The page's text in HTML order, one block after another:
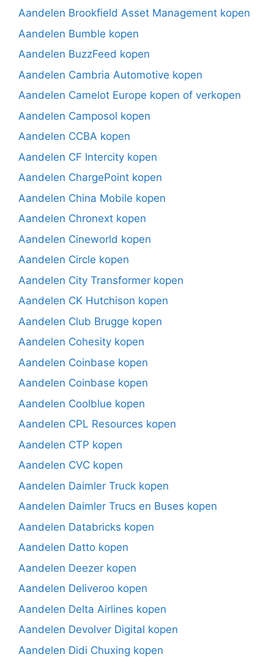
Aandelen Brookfield Asset Management kopen
Aandelen Bumble kopen
Aandelen BuzzFeed kopen
Aandelen Cambria Automotive kopen
Aandelen Camelot Europe kopen of verkopen
Aandelen Camposol kopen
Aandelen CCBA kopen
Aandelen CF Intercity kopen
Aandelen ChargePoint kopen
Aandelen China Mobile kopen
Aandelen Chronext kopen
Aandelen Cineworld kopen
Aandelen Circle kopen
Aandelen City Transformer kopen
Aandelen CK Hutchison kopen
Aandelen Club Brugge kopen
Aandelen Cohesity kopen
Aandelen Coinbase kopen
Aandelen Coinbase kopen
Aandelen Coolblue kopen
Aandelen CPL Resources kopen
Aandelen CTP kopen
Aandelen CVC kopen
Aandelen Daimler Truck kopen
Aandelen Daimler Trucs en Buses kopen
Aandelen Databricks kopen
Aandelen Datto kopen
Aandelen Deezer kopen
Aandelen Deliveroo kopen
Aandelen Delta Airlines kopen
Aandelen Devolver Digital kopen
Aandelen Didi Chuxing kopen